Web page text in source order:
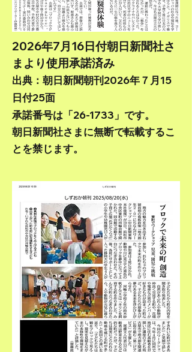
2026年7月16日付朝日新聞社さ
まより使用承諾済み
出典：朝日新聞朝刊2026年７月15
日付25面
承諾番号は「26-1733」です。
朝日新聞社さまに無断で転載するこ
とを禁じます。